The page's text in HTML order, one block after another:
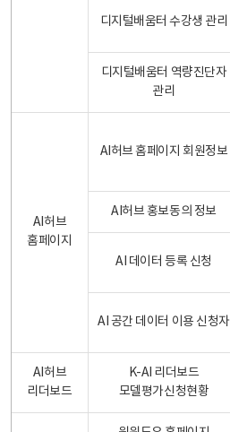
디지털배움터 수강생 관리
디지털배움터 역량진단자
관리
AI허브
홈페이지
AI허브 홈페이지 회원정보
AI허브 홍보동의 정보
AI 데이터 등록 신청
AI 공간 데이터 이용 신청자
AI허브
리더보드
K-AI 리더보드
모델평가신청현황